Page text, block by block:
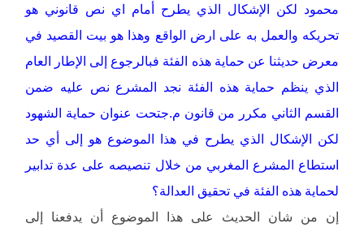
محمود لكن الإشكال الذي يطرح أمام اي نص قانوني هو
تحريكه والعمل به على ارض الواقع وهذا هو بيت القصيد في
معرض حديثنا عن حماية هذه الفئة فبالرجوع إلى الإطار العام
الذي ينظم حماية هذه الفئة نجد المشرع نص عليه ضمن
القسم الثاني مكرر من قانون م.جتحت عنوان حماية الشهود
لكن الإشكال الذي يطرح في هذا الموضوع هو إلى أي حد
استطاع المشرع المغربي من خلال تنصيصه على عدة تدابير
لحماية هذه الفئة في تحقيق العدالة؟
إن من شان الحديث على هذا الموضوع أن يدفعنا إلى